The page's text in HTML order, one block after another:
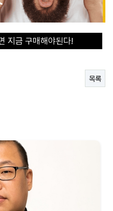
지금 구매해야된다!
바닥이에요
! 가격만큼 충분히 그 값을
! 가격만큼 충분히 그 값을
목록